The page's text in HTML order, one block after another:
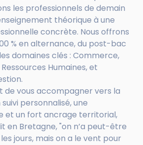
les professionnels de demain
théorique à une
concrète. Nous offrons
% en alternance, du post-bac
domaines clés : Commerce,
Humaines, et
de vous accompagner vers la
personnalisé, une
et un fort ancrage territorial,
en Bretagne, "on n’a peut-être
jours, mais on a le vent pour